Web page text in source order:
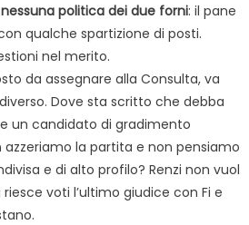
nessuna politica dei due forni: il pane
qualche spartizione di posti.
nel merito.
da assegnare alla Consulta, va
Dove sta scritto che debba
un candidato di gradimento
la partita e non pensiamo
e di alto profilo? Renzi non vuol
voti l’ultimo giudice con Fi e